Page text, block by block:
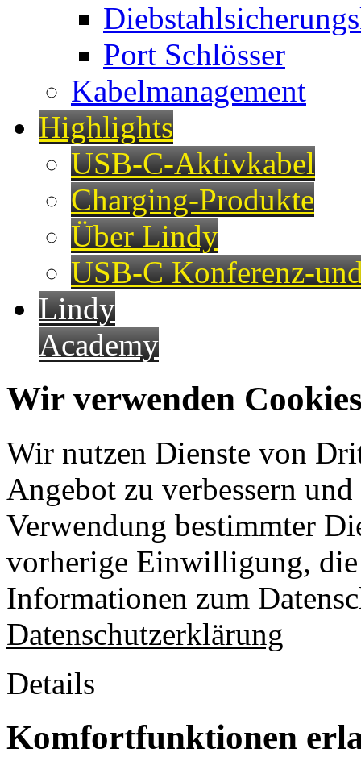
Port Schlösser
Kabelmanagement
Highlights
USB-C-Aktivkabel
Charging-Produkte
Über Lindy
USB-C Konferenz-
Lindy
Academy
Wir verwenden
Wir nutzen Dienste von
Angebot zu verbessern
Verwendung bestimmter
vorherige Einwilligung,
Informationen zum
Datenschutzerklärung
Details
Komfortfunktionen